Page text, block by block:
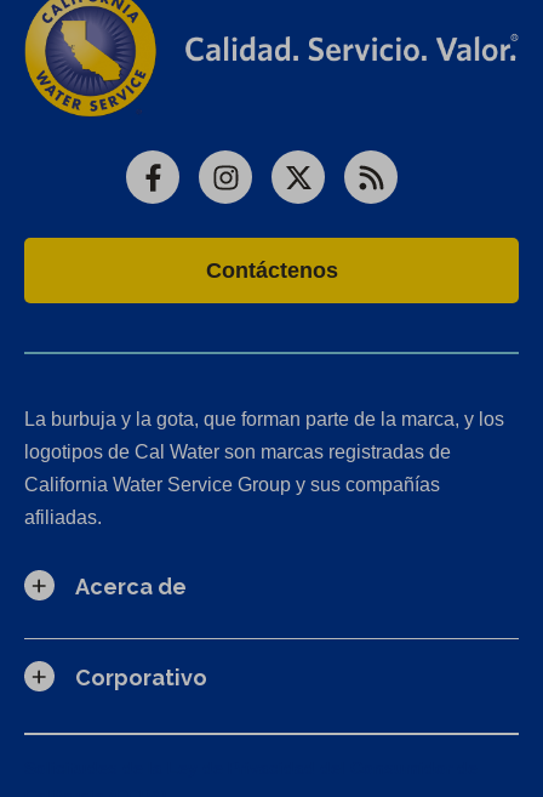
FacebookInstagram
X RSS
Contáctenos
La burbuja y la gota, que forman parte de la marca, y los
logotipos de Cal Water son marcas registradas de
California Water Service Group y sus compañías
afiliadas.
Acerca de
Corporativo